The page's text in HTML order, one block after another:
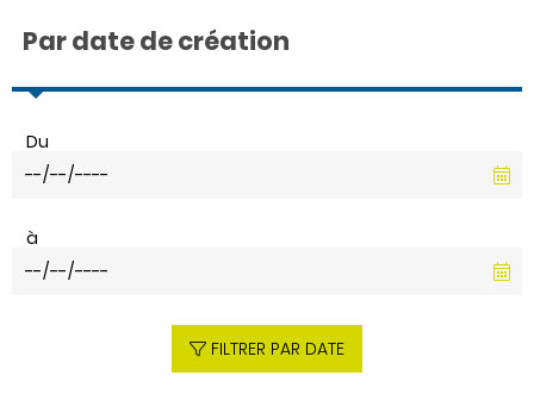
Par date de création
Du
à
FILTRER PAR DATE